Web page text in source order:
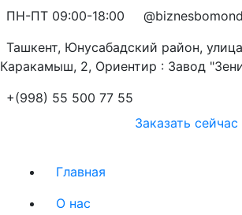
ПН-ПТ 09:00-18:00
Ташкент, Юнусабадский район,
Каракамыш, 2, Ориентир : Завод
+(998) 55 500 77 55
Заказать сейчас
Главная
О нас